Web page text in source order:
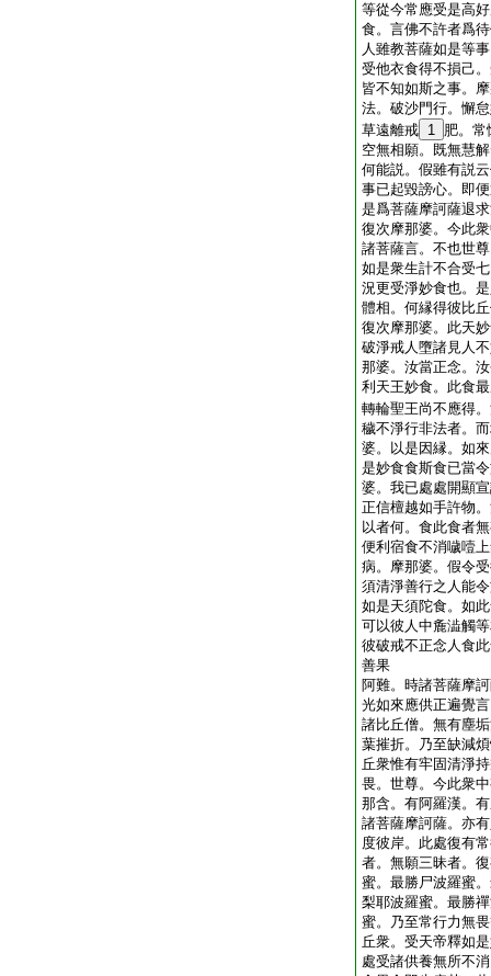
等從今常應受是高
食。言佛不許者爲
人雖教菩薩如是等
受他衣食得不損己
皆不知如斯之事。
法。破沙門行。懈
草遠離戒 1 肥。常
空無相願。既無慧
何能説。假雖有説
事已起毀謗心。即
是爲菩薩摩訶薩退
復次摩那婆。今此
諸菩薩言。不也世
如是衆生計不合受
況更受淨妙食也。
體相。何縁得彼比
復次摩那婆。此天
破淨戒人墮諸見人
那婆。汝當正念。
利天王妙食。此食
轉輪聖王尚不應得
穢不淨行非法者。
婆。以是因縁。如
是妙食食斯食已當
婆。我已處處開顯
正信檀越如手許物
以者何。食此食者
便利宿食不消噦噎
病。摩那婆。假令
須清淨善行之人能
如是天須陀食。如
可以彼人中麁澁觸
彼破戒不正念人食
善果
阿難。時諸菩薩摩
光如來應供正遍覺
諸比丘僧。無有塵
葉摧折。乃至缺減
丘衆惟有牢固清淨
畏。世尊。今此衆
那含。有阿羅漢。
諸菩薩摩訶薩。亦
度彼岸。此處復有
者。無願三昧者。
蜜。最勝尸波羅蜜
梨耶波羅蜜。最勝
蜜。乃至常行力無
丘衆。受天帝釋如
處受諸供養無所不